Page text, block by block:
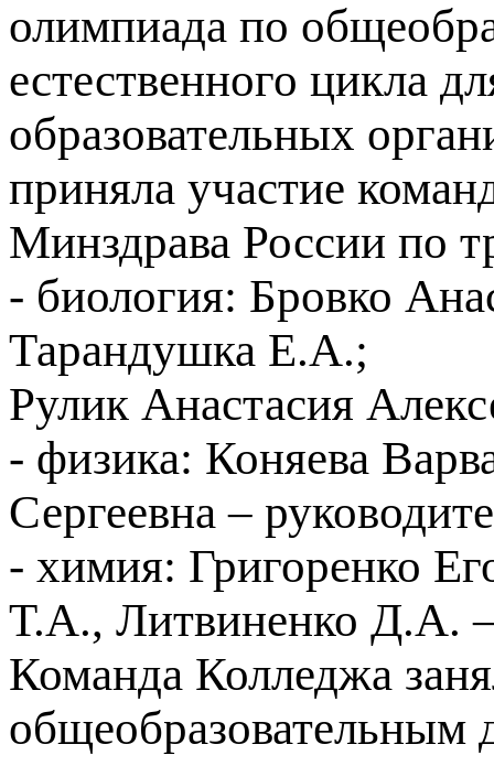
олимпиада по
естественного цикла
образовательных
приняла участие
Минздрава России по
- биология: Бровко
Тарандушка Е.А.;
Рулик Анастасия
- физика: Коняева
Сергеевна –
- химия: Григоренко
Т.А., Литвиненко Д.А. –
Команда Колледжа
общеобразовательным